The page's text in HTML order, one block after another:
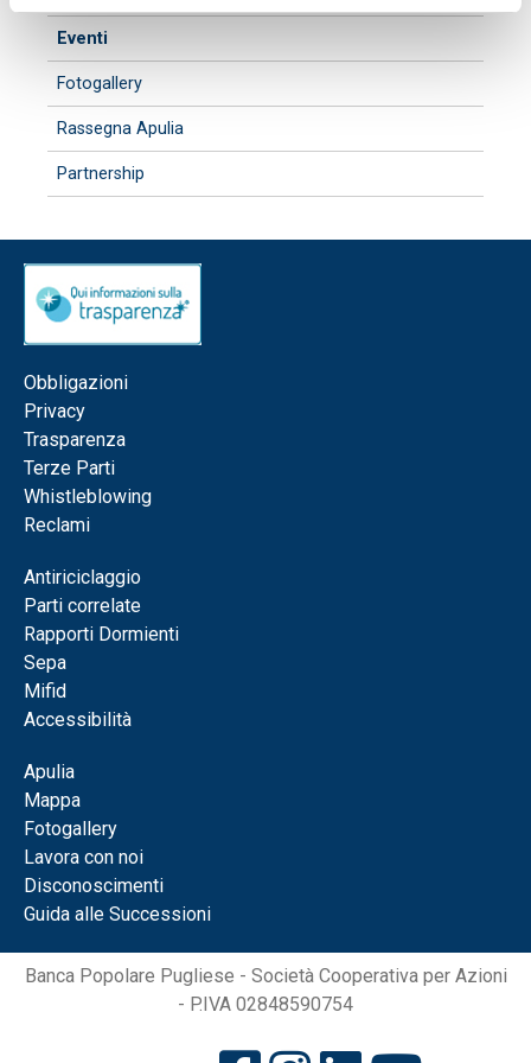
Eventi
Fotogallery
Rassegna Apulia
Partnership
Obbligazioni
Privacy
Trasparenza
Terze Parti
Whistleblowing
Reclami
Antiriciclaggio
Parti correlate
Rapporti Dormienti
Sepa
Mifid
Accessibilità
Apulia
Mappa
Fotogallery
Lavora con noi
Disconoscimenti
Guida alle Successioni
Banca Popolare Pugliese - Società Cooperativa per Azioni
- P.IVA 02848590754